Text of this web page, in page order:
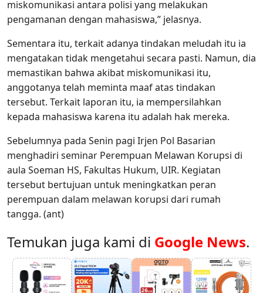
miskomunikasi antara polisi yang melakukan
pengamanan dengan mahasiswa,” jelasnya.
Sementara itu, terkait adanya tindakan meludah itu ia
mengatakan tidak mengetahui secara pasti. Namun, dia
memastikan bahwa akibat miskomunikasi itu,
anggotanya telah meminta maaf atas tindakan
tersebut. Terkait laporan itu, ia mempersilahkan
kepada mahasiswa karena itu adalah hak mereka.
Sebelumnya pada Senin pagi Irjen Pol Basarian
menghadiri seminar Perempuan Melawan Korupsi di
aula Soeman HS, Fakultas Hukum, UIR. Kegiatan
tersebut bertujuan untuk meningkatkan peran
perempuan dalam melawan korupsi dari rumah
tangga. (ant)
Temukan juga kami di Google News.